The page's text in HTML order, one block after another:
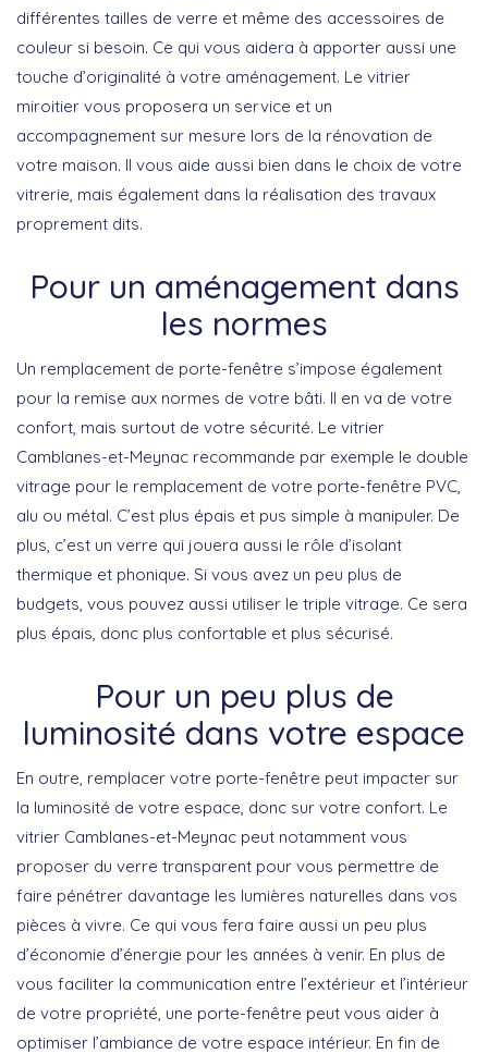
différentes tailles de verre et même des accessoires de
couleur si besoin. Ce qui vous aidera à apporter aussi une
touche d’originalité à votre aménagement. Le vitrier
miroitier vous proposera un service et un
accompagnement sur mesure lors de la rénovation de
votre maison. Il vous aide aussi bien dans le choix de votre
vitrerie, mais également dans la réalisation des travaux
proprement dits.
Pour un aménagement dans
les normes
Un remplacement de porte-fenêtre s’impose également
pour la remise aux normes de votre bâti. Il en va de votre
confort, mais surtout de votre sécurité. Le vitrier
Camblanes-et-Meynac recommande par exemple le double
vitrage pour le remplacement de votre porte-fenêtre PVC,
alu ou métal. C’est plus épais et pus simple à manipuler. De
plus, c’est un verre qui jouera aussi le rôle d’isolant
thermique et phonique. Si vous avez un peu plus de
budgets, vous pouvez aussi utiliser le triple vitrage. Ce sera
plus épais, donc plus confortable et plus sécurisé.
Pour un peu plus de
luminosité dans votre espace
En outre, remplacer votre porte-fenêtre peut impacter sur
la luminosité de votre espace, donc sur votre confort. Le
vitrier Camblanes-et-Meynac peut notamment vous
proposer du verre transparent pour vous permettre de
faire pénétrer davantage les lumières naturelles dans vos
pièces à vivre. Ce qui vous fera faire aussi un peu plus
d’économie d’énergie pour les années à venir. En plus de
vous faciliter la communication entre l’extérieur et l’intérieur
de votre propriété, une porte-fenêtre peut vous aider à
optimiser l’ambiance de votre espace intérieur. En fin de